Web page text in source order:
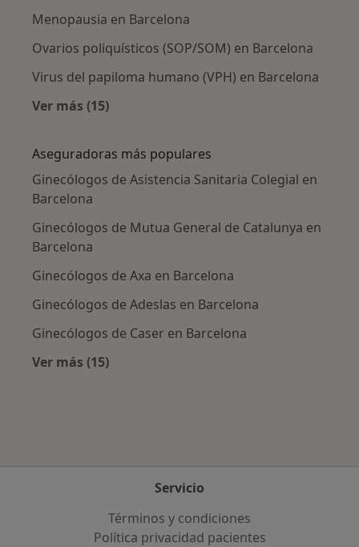
Menopausia en Barcelona
Ovarios poliquísticos (SOP/SOM) en Barcelona
Virus del papiloma humano (VPH) en Barcelona
Ver más (15)
Aseguradoras más populares
Ginecólogos de Asistencia Sanitaria Colegial en
Barcelona
Ginecólogos de Mutua General de Catalunya en
Barcelona
Ginecólogos de Axa en Barcelona
Ginecólogos de Adeslas en Barcelona
Ginecólogos de Caser en Barcelona
Ver más (15)
Servicio
Términos y condiciones
Política privacidad pacientes